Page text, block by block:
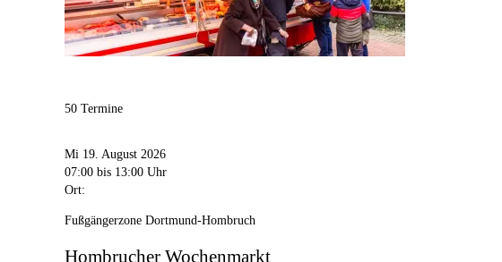
50 Termine
Mi 19. August 2026
07:00 bis 13:00 Uhr
Ort:
Fußgängerzone Dortmund-Hombruch
Hombrucher Wochenmarkt